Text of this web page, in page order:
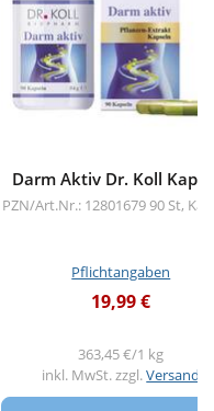
Darm Aktiv Dr. Koll
PZN/Art.Nr.: 1280167990 St,
Pflichtangaben
19,99 €
363,45 €/1 kg
inkl. MwSt. zzgl.Versand